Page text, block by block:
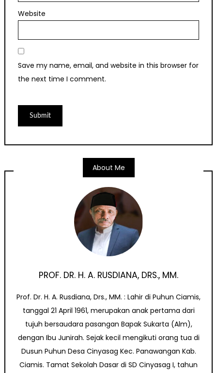
Website
Save my name, email, and website in this browser for
the next time I comment.
About Me
PROF. DR. H. A. RUSDIANA, DRS., MM.
Prof. Dr. H. A. Rusdiana, Drs., MM. : Lahir di Puhun Ciamis,
tanggal 21 April 1961, merupakan anak pertama dari
tujuh bersaudara pasangan Bapak Sukarta (Alm),
dengan Ibu Junirah. Sejak kecil mengikuti orang tua di
Dusun Puhun Desa Cinyasag Kec. Panawangan Kab.
Ciamis. Tamat Sekolah Dasar di SD Cinyasag I, tahun